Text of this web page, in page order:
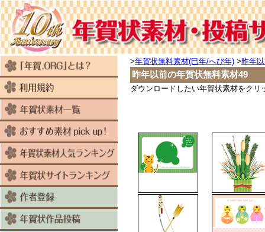
>年賀状無料素材(巳年/へび年) >昨年
昨年以前の年賀状無料素材49
ダウンロードしたい年賀状素材をク